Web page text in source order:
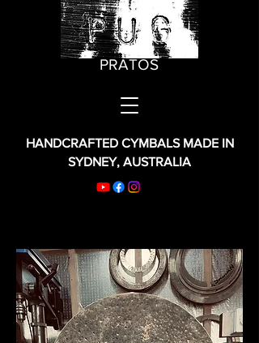
PRATOS
HANDCRAFTED CYMBALS MADE IN
SYDNEY, AUSTRALIA